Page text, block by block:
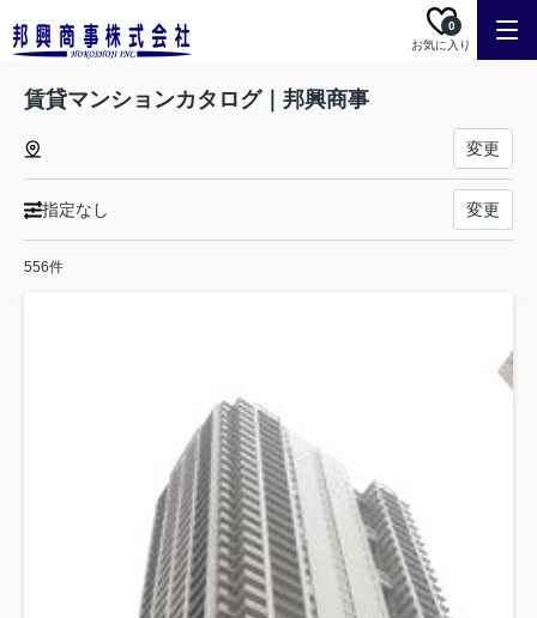
お気に入り
0
賃貸マンションカタログ｜邦興商事
変更
指定なし 変更
556件